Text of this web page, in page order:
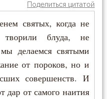
Поделиться цитатой
святых, когда не
блуда, не
делаемся святыми
от пороков, но и
совершенств. И
дар от самого наития